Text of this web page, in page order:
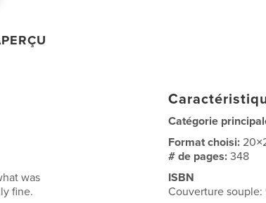
was
fine.
Catégorie
Format choisi:
# de pages:348
ISBN
Couverture souple: